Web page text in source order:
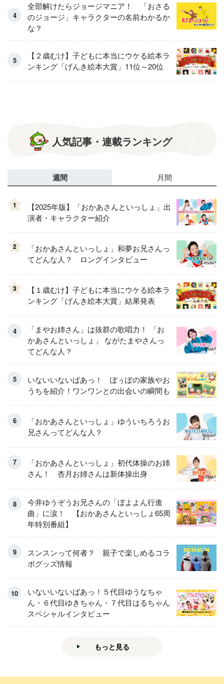
全部解けたらジョージマニア！ 「おさる
のジョージ」キャラクターの名前わかるか
な？
【２歳むけ】子どもに本当にウケる絵本ラ
ンキング「げんき絵本大賞」11位～20位
人気記事・連載ランキング
週間 月間
1
【2025年版】「おかあさんといっしょ」出
演者・キャラクター紹介
2
「おかあさんといっしょ」和夢お兄さんっ
てどんな人？ ロングインタビュー
3
【１歳むけ】子どもに本当にウケる絵本ラ
ンキング「げんき絵本大賞」結果発表
「まやお姉さん」は抜群の歌唱力！ 「お
かあさんといっしょ」 ながたまやさんっ
てどんな人？
いないいないばあっ！ ぽぅぽの家族やお
うちを紹介！ワンワンとの出会いの瞬間も
「おかあさんといっしょ」ゆういちろうお
兄さんってどんな人？
「おかあさんといっしょ」初代体操のお姉
さん！ 杏月お姉さんは新体操出身
今井ゆうぞうお兄さんの「ぼよよん行進
曲」に涙！ 【おかあさんといっしょ65周
年特別番組】
スンスンって何者？ 親子で楽しめるコラ
ボグッズ情報
いないいないばあっ！５代目ゆうなちゃ
ん・６代目ゆきちゃん・７代目はるちゃん
スペシャルインタビュー
もっと見る